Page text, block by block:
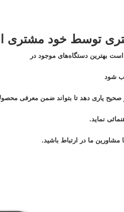
توسط خود مشتری
بهترین دستگاه‌های موجود در
شود
صحیح یاری دهد تا بتواند ضمن معرفی
نماید.
مشاورین ما در ارتباط باشید.